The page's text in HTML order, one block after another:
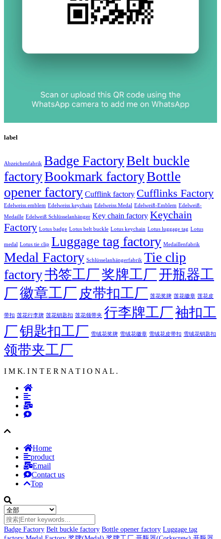
label
Abzeichenfabrik Badge FactoryBelt buckle
factoryBookmark factoryBottle
opener factory Cufflink factory Cufflinks Factory
Edelweiss emblem Edelweiss keychain Edelweiss Medal Edelweiß-Emblem Edelweiß-
Medaille Edelweiß Schlüsselanhänger Key chain factory Keychain
Factory Lotus badge Lotus belt buckle Lotus keychain Lotus luggage tag Lotus
medal Lotus tie clip Luggage tag factory Medaillenfabrik
Medal Factory Schlüsselanhängerfabrik Tie clip
factory书签工厂奖牌工厂开瓶器工
厂徽章工厂 皮带扣工厂 莲花奖牌 莲花徽章 莲花皮
带扣 莲花行李牌 莲花钥匙扣 莲花领带夹 行李牌工厂袖扣工
厂钥匙扣工厂 雪绒花奖牌 雪绒花徽章 雪绒花皮带扣 雪绒花钥匙扣
领带夹工厂
I M K. I N T E R N A T I O N A L .
Home
product
Email
Contact us
Top
Badge Factory Belt buckle factory Bottle opener factory Luggage tag